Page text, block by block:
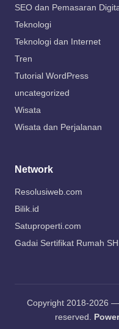
SEO dan Pemasaran
Teknologi
Teknologi dan Internet
Tren
Tutorial WordPress
uncategorized
Wisata
Wisata dan Perjalanan
Network
Resolusiweb.com
Bilik.id
Satuproperti.com
Gadai Sertifikat Rumah
Copyright 2018-2026 —
reserved.